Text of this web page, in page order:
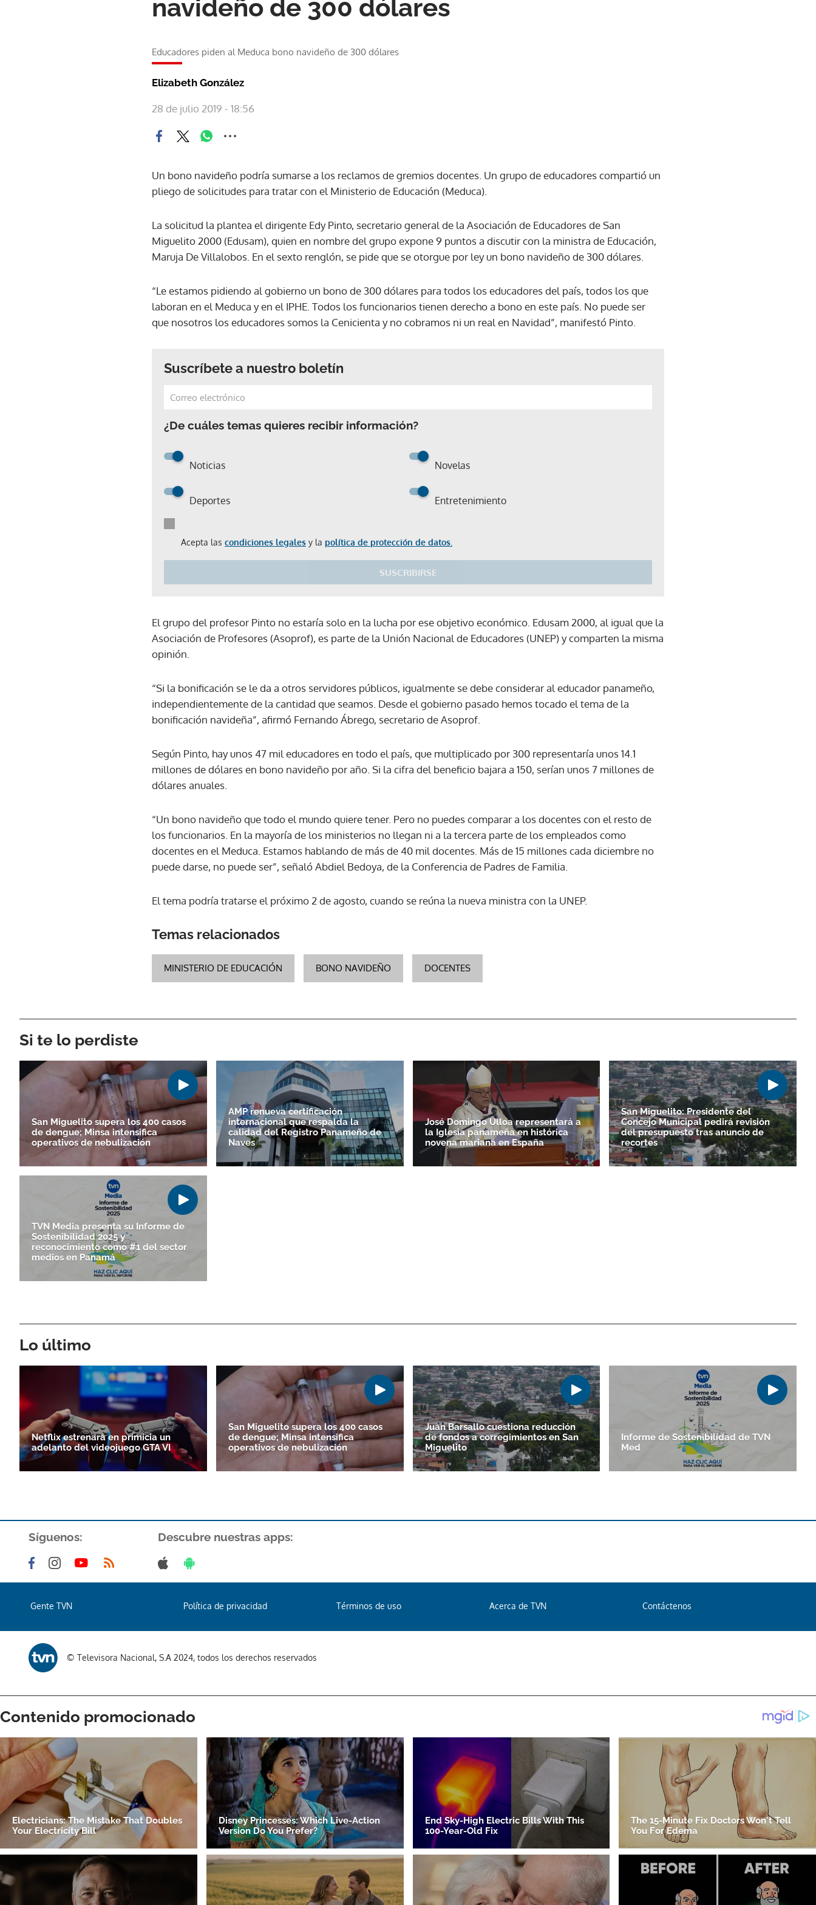
navideño de 300 dólares
Educadores piden al Meduca bono navideño de 300 dólares
Elizabeth González
28 de julio 2019 - 18:56
Un bono navideño podría sumarse a los reclamos de gremios docentes. Un grupo de educadores compartió un
pliego de solicitudes para tratar con el Ministerio de Educación (Meduca).
La solicitud la plantea el dirigente Edy Pinto, secretario general de la Asociación de Educadores de San
Miguelito 2000 (Edusam), quien en nombre del grupo expone 9 puntos a discutir con la ministra de Educación,
Maruja De Villalobos. En el sexto renglón, se pide que se otorgue por ley un bono navideño de 300 dólares.
“Le estamos pidiendo al gobierno un bono de 300 dólares para todos los educadores del país, todos los que
laboran en el Meduca y en el IPHE. Todos los funcionarios tienen derecho a bono en este país. No puede ser
que nosotros los educadores somos la Cenicienta y no cobramos ni un real en Navidad”, manifestó Pinto.
Suscríbete a nuestro boletín
¿De cuáles temas quieres recibir información?
Noticias Novelas
Deportes Entretenimiento
Acepta las condiciones legales y la política de protección de datos.
SUSCRIBIRSE
Gracias por suscribirte a nuestro boletín.
ACEPTAR
El grupo del profesor Pinto no estaría solo en la lucha por ese objetivo económico. Edusam 2000, al igual que la
Asociación de Profesores (Asoprof), es parte de la Unión Nacional de Educadores (UNEP) y comparten la misma
opinión.
“Si la bonificación se le da a otros servidores públicos, igualmente se debe considerar al educador panameño,
independientemente de la cantidad que seamos. Desde el gobierno pasado hemos tocado el tema de la
bonificación navideña”, afirmó Fernando Ábrego, secretario de Asoprof.
Según Pinto, hay unos 47 mil educadores en todo el país, que multiplicado por 300 representaría unos 14.1
millones de dólares en bono navideño por año. Si la cifra del beneficio bajara a 150, serían unos 7 millones de
dólares anuales.
“Un bono navideño que todo el mundo quiere tener. Pero no puedes comparar a los docentes con el resto de
los funcionarios. En la mayoría de los ministerios no llegan ni a la tercera parte de los empleados como
docentes en el Meduca. Estamos hablando de más de 40 mil docentes. Más de 15 millones cada diciembre no
puede darse, no puede ser”, señaló Abdiel Bedoya, de la Conferencia de Padres de Familia.
El tema podría tratarse el próximo 2 de agosto, cuando se reúna la nueva ministra con la UNEP.
Temas relacionados
MINISTERIO DE EDUCACIÓN BONO NAVIDEÑO DOCENTES
Si te lo perdiste
San Miguelito supera los 400 casos
de dengue; Minsa intensifica
operativos de nebulización
AMP renueva certificación
internacional que respalda la
calidad del Registro Panameño de
Naves
José Domingo Ulloa representará a
la Iglesia panameña en histórica
novena mariana en España
San Miguelito: Presidente del
Concejo Municipal pedirá revisión
del presupuesto tras anuncio de
recortes
TVN Media presenta su Informe de
Sostenibilidad 2025 y
reconocimiento como #1 del sector
medios en Panamá
Lo último
Netflix estrenará en primicia un
adelanto del videojuego GTA VI
San Miguelito supera los 400 casos
de dengue; Minsa intensifica
operativos de nebulización
Juan Barsallo cuestiona reducción
de fondos a corregimientos en San
Miguelito
Informe de Sostenibilidad de TVN
Med
Síguenos: Descubre nuestras apps:
Gente TVN Política de privacidad Términos de uso Acerca de TVN Contáctenos
© Televisora Nacional, S.A 2024, todos los derechos reservados